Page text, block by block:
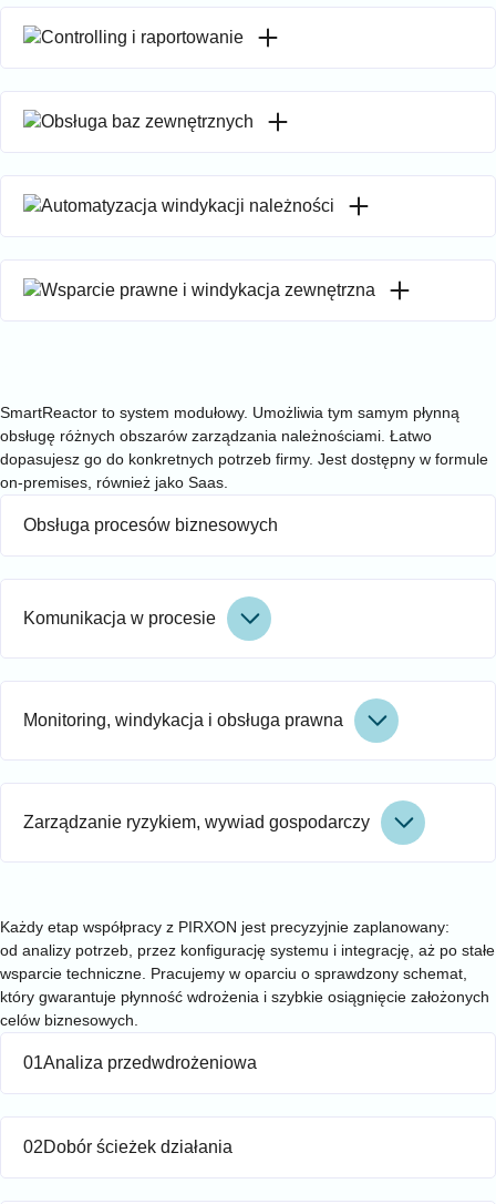
Controlling i raportowanie
Obsługa baz zewnętrznych
Automatyzacja windykacji należności
Wsparcie prawne i windykacja zewnętrzna
SmartReactor to system modułowy. Umożliwia tym samym płynną
obsługę różnych obszarów zarządzania należnościami. Łatwo
dopasujesz go do konkretnych potrzeb firmy. Jest dostępny w formule
on-premises, również jako Saas.
Obsługa procesów biznesowych
Komunikacja w procesie
Monitoring, windykacja i obsługa prawna
Zarządzanie ryzykiem, wywiad gospodarczy
Każdy etap współpracy z PIRXON jest precyzyjnie zaplanowany:
od analizy potrzeb, przez konfigurację systemu i integrację, aż po stałe
wsparcie techniczne. Pracujemy w oparciu o sprawdzony schemat,
który gwarantuje płynność wdrożenia i szybkie osiągnięcie założonych
celów biznesowych.
01Analiza przedwdrożeniowa
02Dobór ścieżek działania